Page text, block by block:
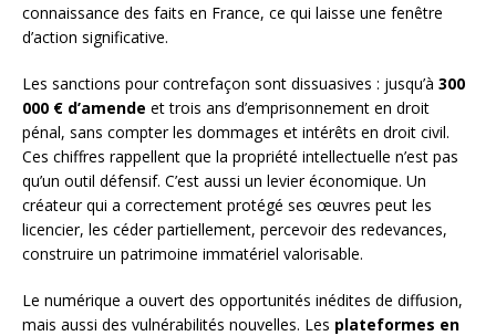
connaissance des faits en France, ce qui laisse une fenêtre
d’action significative.
Les sanctions pour contrefaçon sont dissuasives : jusqu’à 300
000 € d’amende et trois ans d’emprisonnement en droit
pénal, sans compter les dommages et intérêts en droit civil.
Ces chiffres rappellent que la propriété intellectuelle n’est pas
qu’un outil défensif. C’est aussi un levier économique. Un
créateur qui a correctement protégé ses œuvres peut les
licencier, les céder partiellement, percevoir des redevances,
construire un patrimoine immatériel valorisable.
Le numérique a ouvert des opportunités inédites de diffusion,
mais aussi des vulnérabilités nouvelles. Les plateformes en